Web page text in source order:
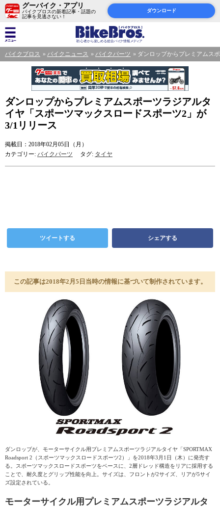
グーバイク・アプリ
バイクブロスの新着記事・話題の
記事を見逃さない！
ダウンロード
バイクブロス バイクニュース バイクパーツ ダンロップからプレミアムス
ダンロップからプレミアムスポーツラジアルタ
イヤ「スポーツマックスロードスポーツ2」が
3/1リリース
掲載日：2018年02月05日（月）
カテゴリー: バイクパーツ タグ: タイヤ
ツイートする シェアする
この記事は2018年2月5日当時の情報に基づいて制作されています。
ダンロップが、モーターサイクル用プレミアムスポーツラジアルタイヤ「SPORTMAX
Roadsport 2（スポーツマックスロードスポーツ2）」を2018年3月1日（木）に発売す
る。スポーツマックスロードスポーツをベースに、2層ドレッド構造をリアに採用する
ことで、耐久度とグリップ性能を向上。サイズは、フロントが2サイズ、リアが5サイ
ズ設定されている。
モーターサイクル用プレミアムスポーツラジアルタ